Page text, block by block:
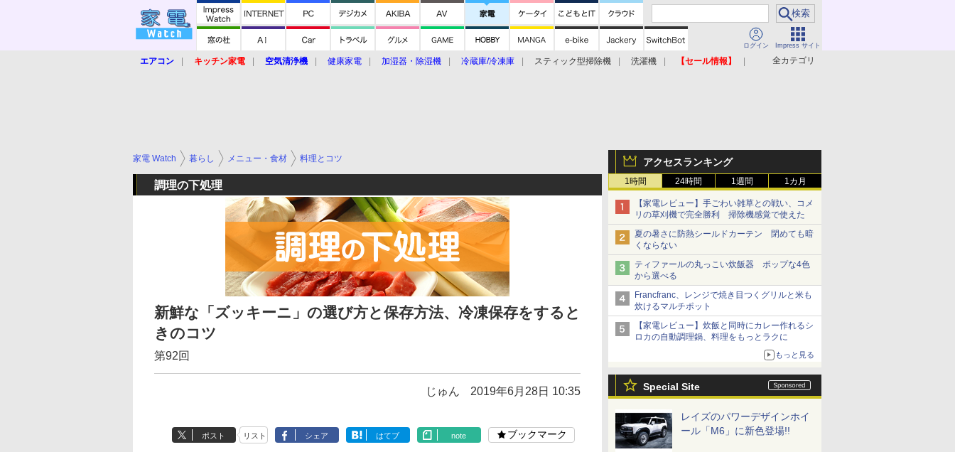
ログイン Impress サイト
全カテゴリ
エアコン キッチン家電 空気清浄機 健康家電 加湿器・除湿機 冷蔵庫/冷凍庫 スティック型掃除機 洗濯機
【セール情報】
アクセスランキング
1時間 24時間 1週間 1カ月
【家電レビュー】手ごわい雑草との戦い、コメ
リの草刈機で完全勝利 掃除機感覚で使えた
夏の暑さに防熱シールドカーテン 閉めても暗
くならない
ティファールの丸っこい炊飯器 ポップな4色
から選べる
Francfranc、レンジで焼き目つくグリルと米も
炊けるマルチポット
【家電レビュー】炊飯と同時にカレー作れるシ
ロカの自動調理鍋、料理をもっとラクに
もっと見る
Special Site
レイズのパワーデザインホイ
ール「M6」に新色登場!!
家電 Watch 暮らし メニュー・食材 料理とコツ
調理の下処理
新鮮な「ズッキーニ」の選び方と保存方法、冷凍保存をすると
きのコツ
第92回
じゅん 2019年6月28日 10:35
ポスト リスト シェア はてブ note ブックマーク